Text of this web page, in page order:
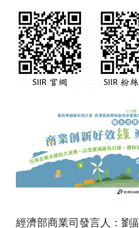
經濟部商業司發言人：劉